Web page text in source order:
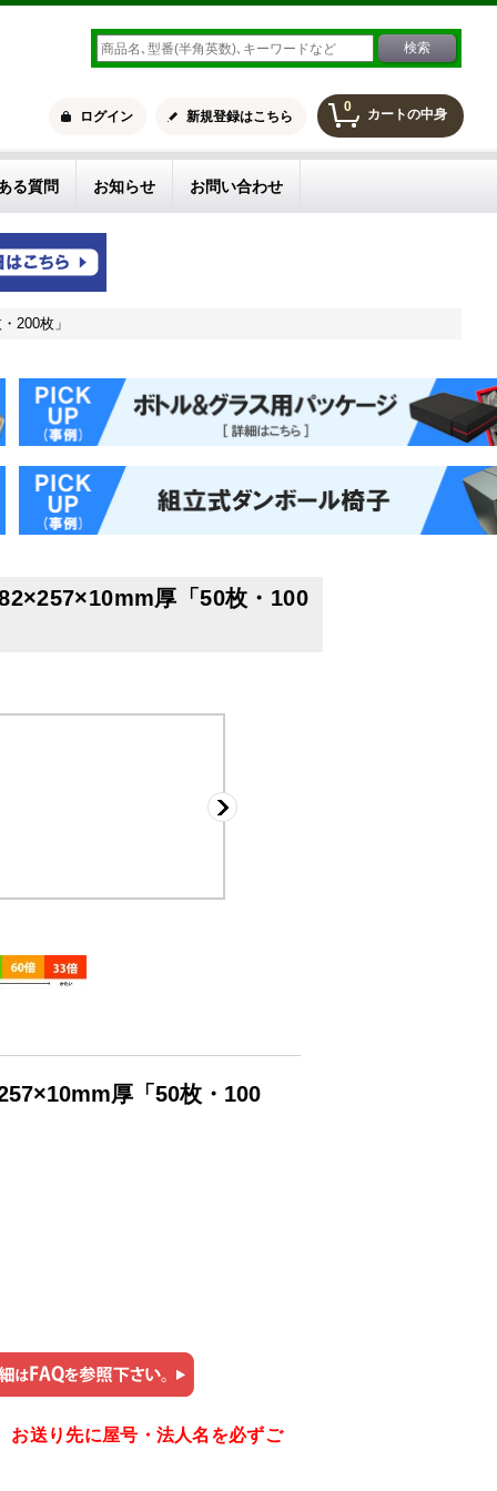
0 カートの中身
ログイン 新規登録はこちら
る質問 お知らせ お問い合わせ
200枚」
厚「50枚・100
厚「50枚・100
お送り先に屋号・法人名を必ずご